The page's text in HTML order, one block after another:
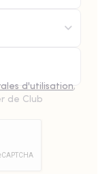
d'utilisation,
de Club